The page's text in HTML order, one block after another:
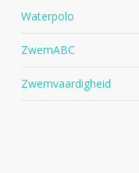
Waterpolo
ZwemABC
Zwemvaardigheid